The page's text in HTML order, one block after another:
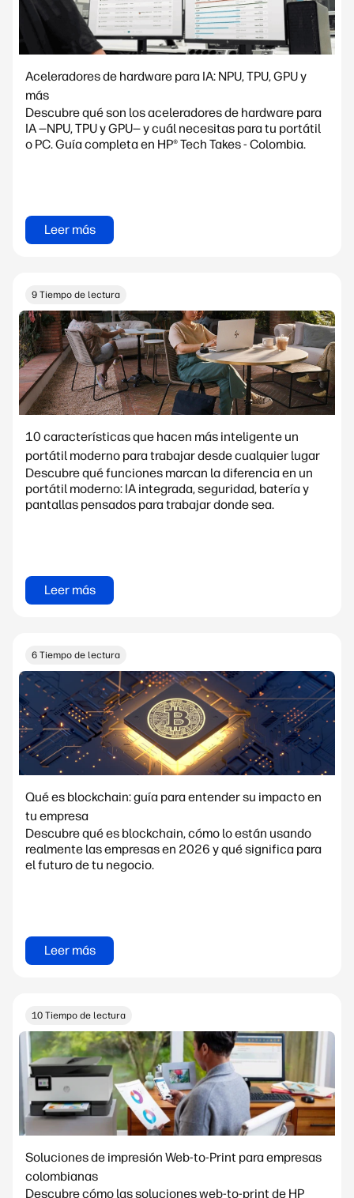
Aceleradores de hardware para IA: NPU, TPU, GPU y
más
Descubre qué son los aceleradores de hardware para
IA —NPU, TPU y GPU— y cuál necesitas para tu portátil
o PC. Guía completa en HP® Tech Takes - Colombia.
Leer más
9 Tiempo de lectura
10 características que hacen más inteligente un
portátil moderno para trabajar desde cualquier lugar
Descubre qué funciones marcan la diferencia en un
portátil moderno: IA integrada, seguridad, batería y
pantallas pensados para trabajar donde sea.
Leer más
6 Tiempo de lectura
Qué es blockchain: guía para entender su impacto en
tu empresa
Descubre qué es blockchain, cómo lo están usando
realmente las empresas en 2026 y qué significa para
el futuro de tu negocio.
Leer más
10 Tiempo de lectura
Soluciones de impresión Web-to-Print para empresas
colombianas
Descubre cómo las soluciones web-to-print de HP